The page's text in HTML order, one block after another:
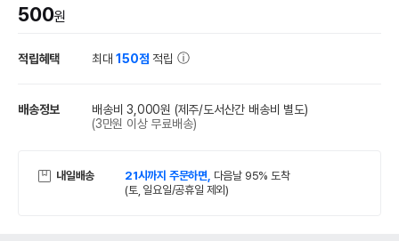
500원
적립혜택 최대150점 적립
배송정보 배송비 3,000원 (제주/도서산간 배송비 별도)
(3만원 이상 무료배송)
내일배송 21시까지 주문하면, 다음날 95% 도착
(토, 일요일/공휴일 제외)